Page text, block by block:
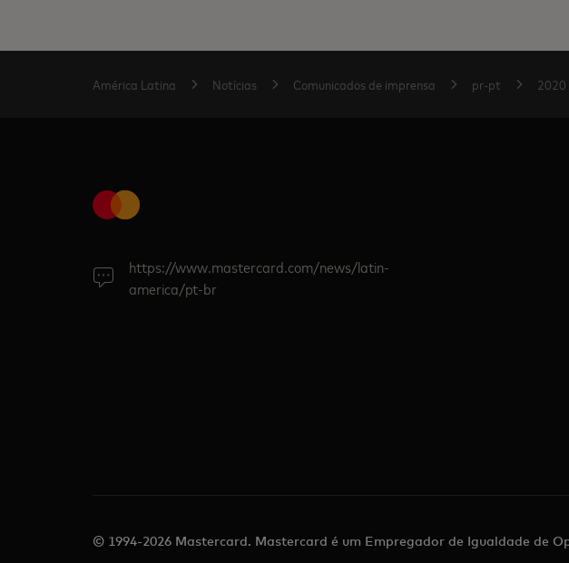
América Latina Notícias Comunicados de imprensa pr-pt 2020
https://www.mastercard.com/news/latin-
america/pt-br
© 1994-2026 Mastercard. Mastercard é um Empregador de Igualdade de